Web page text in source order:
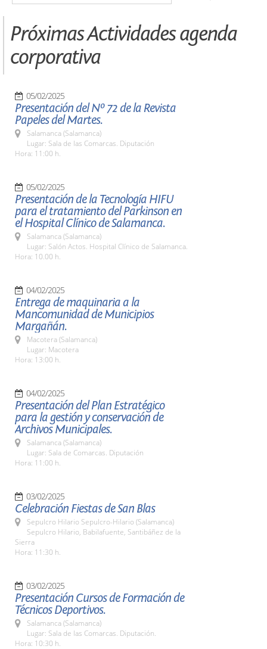
Próximas Actividades agenda
corporativa
05/02/2025
Presentación del Nº 72 de la Revista
Papeles del Martes.
Salamanca (Salamanca)
Lugar: Sala de las Comarcas. Diputación
Hora: 11:00 h.
05/02/2025
Presentación de la Tecnología HIFU
para el tratamiento del Parkinson en
el Hospital Clínico de Salamanca.
Salamanca (Salamanca)
Lugar: Salón Actos. Hospital Clínico de Salamanca.
Hora: 10.00 h.
04/02/2025
Entrega de maquinaria a la
Mancomunidad de Municipios
Margañán.
Macotera (Salamanca)
Lugar: Macotera
Hora: 13:00 h.
04/02/2025
Presentación del Plan Estratégico
para la gestión y conservación de
Archivos Municipales.
Salamanca (Salamanca)
Lugar: Sala de Comarcas. Diputación
Hora: 11:00 h.
03/02/2025
Celebración Fiestas de San Blas
Sepulcro Hilario Sepulcro-Hilario (Salamanca)
Sepulcro Hilario, Babilafuente, Santibáñez de la
Sierra
Hora: 11:30 h.
03/02/2025
Presentación Cursos de Formación de
Técnicos Deportivos.
Salamanca (Salamanca)
Lugar: Sala de las Comarcas. Diputación.
Hora: 10:30 h.